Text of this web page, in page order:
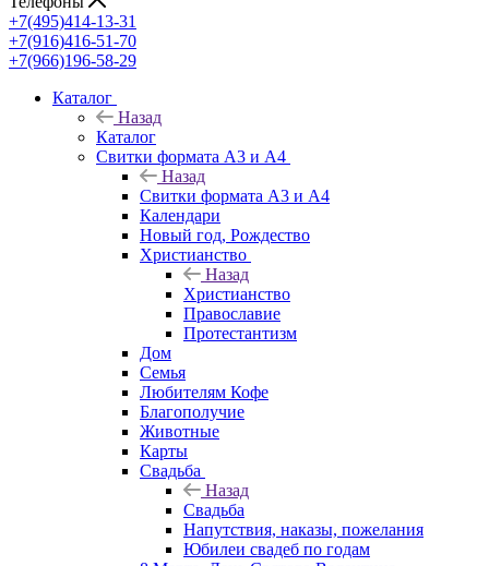
+7(495)414-13-31
+7(916)416-51-70
+7(966)196-58-29
Каталог
Назад
Каталог
Свитки формата А3 и А4
Назад
Свитки формата А3 и А4
Календари
Новый год, Рождество
Христианство
Назад
Христианство
Православие
Протестантизм
Дом
Семья
Любителям Кофе
Благополучие
Животные
Карты
Свадьба
Назад
Свадьба
Напутствия, наказы, пожелания
Юбилеи свадеб по годам